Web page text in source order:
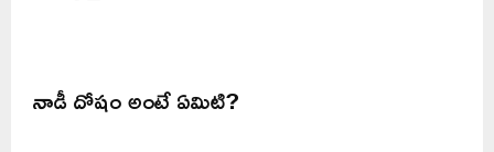
నాడీ దోషం అంటే ఏమిటి?